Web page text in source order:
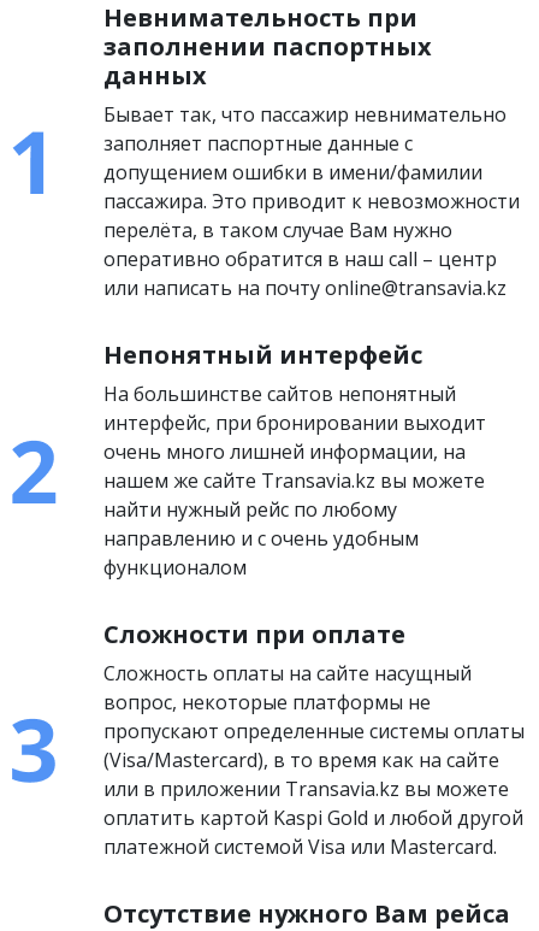
Невнимательность при
заполнении паспортных
данных
Бывает так, что пассажир невнимательно
заполняет паспортные данные с
допущением ошибки в имени/фамилии
пассажира. Это приводит к невозможности
перелёта, в таком случае Вам нужно
оперативно обратится в наш call – центр
или написать на почту online@transavia.kz
Непонятный интерфейс
На большинстве сайтов непонятный
интерфейс, при бронировании выходит
очень много лишней информации, на
нашем же сайте Transavia.kz вы можете
найти нужный рейс по любому
направлению и с очень удобным
функционалом
Сложности при оплате
Сложность оплаты на сайте насущный
вопрос, некоторые платформы не
пропускают определенные системы оплаты
(Visa/Mastercard), в то время как на сайте
или в приложении Transavia.kz вы можете
оплатить картой Kaspi Gold и любой другой
платежной системой Visa или Mastercard.
Отсутствие нужного Вам рейса